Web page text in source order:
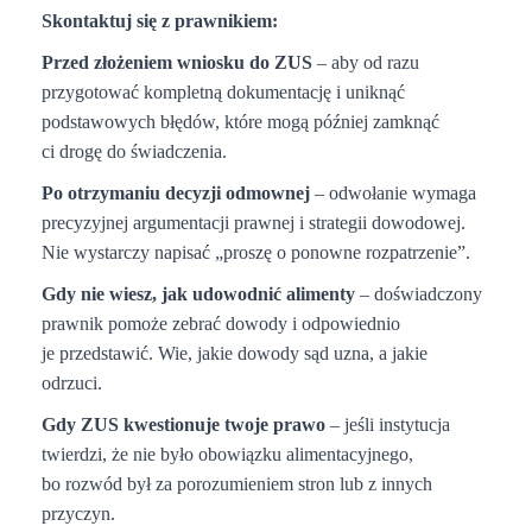
Skontaktuj się z prawnikiem:
Przed złożeniem wniosku do ZUS– aby od razu
przygotować kompletną dokumentację i uniknąć
podstawowych błędów, które mogą później zamknąć
ci drogę do świadczenia.
Po otrzymaniu decyzji odmownej– odwołanie wymaga
precyzyjnej argumentacji prawnej i strategii dowodowej.
Nie wystarczy napisać „proszę o ponowne rozpatrzenie”.
Gdy nie wiesz, jak udowodnić alimenty– doświadczony
prawnik pomoże zebrać dowody i odpowiednio
je przedstawić. Wie, jakie dowody sąd uzna, a jakie
odrzuci.
Gdy ZUS kwestionuje twoje prawo– jeśli instytucja
twierdzi, że nie było obowiązku alimentacyjnego,
bo rozwód był za porozumieniem stron lub z innych
przyczyn.